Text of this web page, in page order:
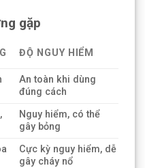
gặp
ĐỘ NGUY HIỂM
An toàn khi dùng
đúng cách
Nguy hiểm, có thể
gây bỏng
Cực kỳ nguy hiểm, dễ
gây cháy nổ